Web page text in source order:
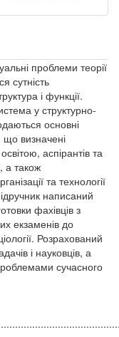
проблеми теорії
сутність
і функції.
у структурно-
основні
що визначені
аспірантів та
а також
та технології
написаний
фахівців з
екзаменів до
Розрахований
і науковців, а
сучасного